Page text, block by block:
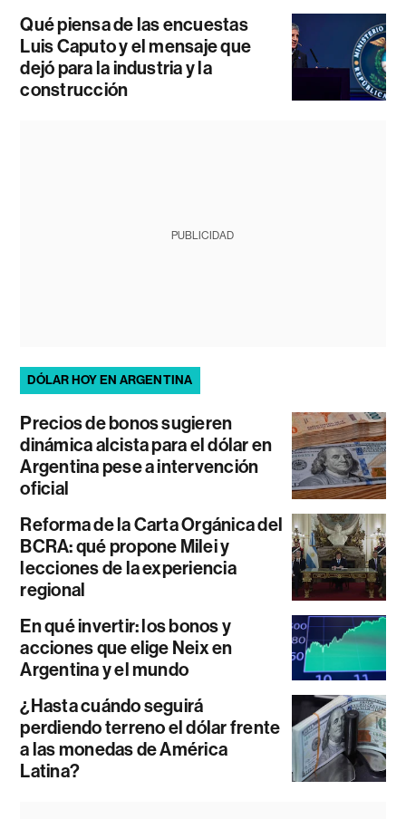
Qué piensa de las encuestas
Luis Caputo y el mensaje que
dejó para la industria y la
construcción
PUBLICIDAD
DÓLAR HOY EN ARGENTINA
Precios de bonos sugieren
dinámica alcista para el dólar en
Argentina pese a intervención
oficial
Reforma de la Carta Orgánica del
BCRA: qué propone Milei y
lecciones de la experiencia
regional
En qué invertir: los bonos y
acciones que elige Neix en
Argentina y el mundo
¿Hasta cuándo seguirá
perdiendo terreno el dólar frente
a las monedas de América
Latina?